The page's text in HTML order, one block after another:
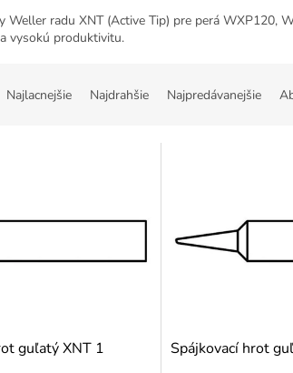
Weller radu XNT (Active Tip) pre perá WXP120,
vysokú produktivitu.
Najlacnejšie Najdrahšie Najpredávanejšie
guľatý XNT 1 Spájkovací hrot